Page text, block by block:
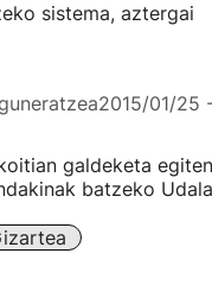
sistema, aztergai
2015/01/25
galdeketa
batzeko